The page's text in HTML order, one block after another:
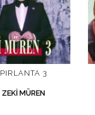
PIRLANTA 3
ZEKI MÜREN